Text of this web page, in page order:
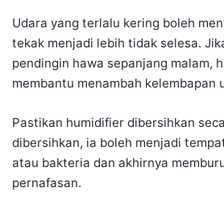
Udara yang terlalu kering boleh
tekak menjadi lebih tidak selesa.
pendingin hawa sepanjang malam,
membantu menambah kelembapan
Pastikan humidifier dibersihkan
dibersihkan, ia boleh menjadi
atau bakteria dan akhirnya
pernafasan.